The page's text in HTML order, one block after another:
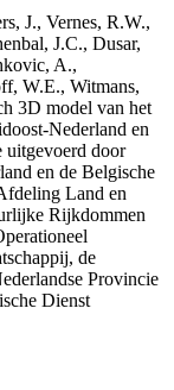
J., Vernes, R.W.,
J.C., Dusar,
A.,
W.E., Witmans,
3D model van het
Nederland en
uitgevoerd door
en de Belgische
Land en
Rijkdommen
de
Provincie
Dienst